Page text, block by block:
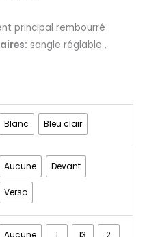
principal rembourré
sangle réglable ,
Blanc Bleu clair
Aucune Devant
Verso
Aucune 1 13 2